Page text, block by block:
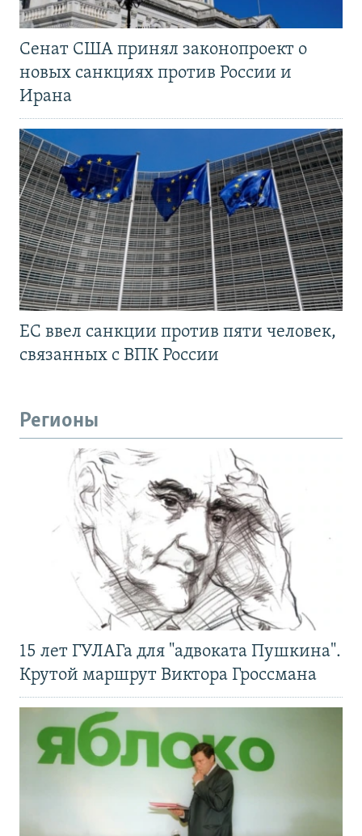
Сенат США принял законопроект о
новых санкциях против России и
Ирана
ЕС ввел санкции против пяти человек,
связанных с ВПК России
Регионы
15 лет ГУЛАГа для "адвоката Пушкина".
Крутой маршрут Виктора Гроссмана